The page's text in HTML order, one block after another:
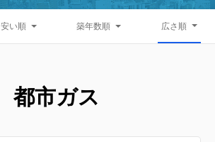
安い順 築年数順 広さ順
都市ガス